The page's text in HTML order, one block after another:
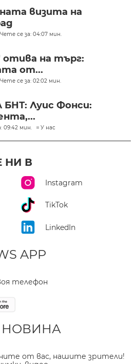
визита на
Чете се за: 04:07 мин.
отива на търг:
от...
Чете се за: 02:02 мин.
Луис Фонси:
09:42 мин. У нас
НИ В
Instagram
TikTok
LinkedIn
APP
телефон
НОВИНА
от вас, нашите зрители!